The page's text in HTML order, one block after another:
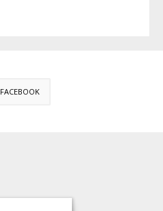
FACEBOOK